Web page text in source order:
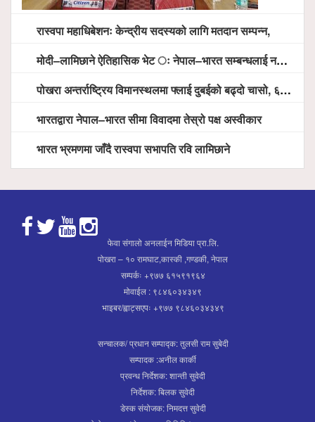
रास्वपा महाधिबेशनः केन्द्रीय सदस्यको लागि मतदान सम्पन्न,
मोदी–लामिछाने ऐतिहासिक भेट ः नेपाल–भारत सम्बन्धलाई नयाँ उचाइमा पु¥याउने साझा प्रतिबद्धता
पोखरा अन्तर्राष्ट्रिय विमानस्थलमा फ्लाई दुबईको बढ्दो चासो, ६ घण्टा लामो प्राविधिक निरीक्षणपछि दैनिक उडानको ढोका खुल्दै
भारतद्वारा नेपाल–भारत सीमा विवादमा तेस्रो पक्ष अस्वीकार
भारत भ्रमणमा जाँदै रास्वपा सभापति रवि लामिछाने
फेवा संगालो अनलाईन मिडिया प्रा.लि.
पोखरा – १० रामघाट,कास्की ,गण्डकी, नेपाल
सम्पर्कः +९७७ ६१५९१९६४
मोवाईल : ९८४६०३४३४९
भाइबर/ह्वाट्सएपः +९७७ ९८४६०३४३४९
सन्चालक/ प्रधान सम्पाद्क: तुलसी राम सुबेदी
सम्पादक :अनील कार्की
प्रवन्ध निर्देशक: शान्ती सुवेदी
निर्देशक: बिलक सुवेदी
डेस्क संयोजक: निमदत्त सुवेदी